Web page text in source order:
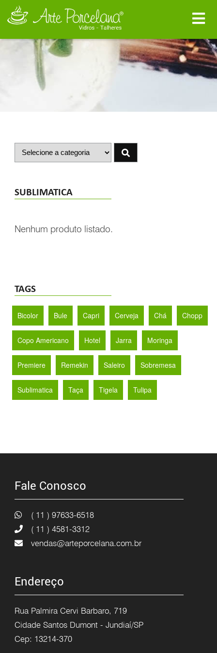
SUBLIMATICA
Nenhum produto listado.
TAGS
Bicolor Bule Capri Cerveja Chá Chopp
Copo Americano Hotel Jarra Moringa
Premiere Remekin Saleiro Sobremesa
Sublimatica Taça Tigela Tulipa
Fale Conosco
( 11 ) 97633-6518
( 11 ) 4581-3312
vendas@arteporcelana.com.br
Endereço
Rua Palmira Cervi Barbaro, 719
Cidade Santos Dumont - Jundiaí/SP
Cep: 13214-370